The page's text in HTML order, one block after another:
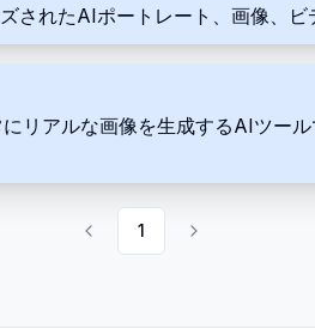
れたAIポートレート、画像、ビ
アルな画像を生成するAIツー
1